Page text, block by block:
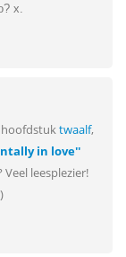
x.
hoofdstuktwaalf,
in love''
leesplezier!